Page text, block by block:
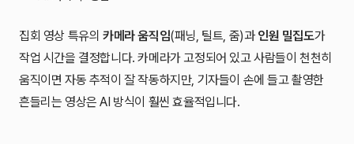
집회 영상 특유의 카메라 움직임(패닝, 틸트, 줌)과 인원 밀집도가
작업 시간을 결정합니다. 카메라가 고정되어 있고 사람들이 천천히
움직이면 자동 추적이 잘 작동하지만, 기자들이 손에 들고 촬영한
흔들리는 영상은 AI 방식이 훨씬 효율적입니다.